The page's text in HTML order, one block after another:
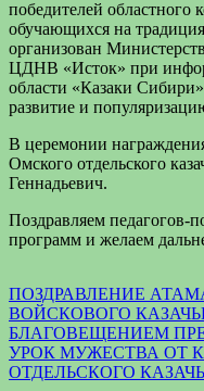
победителей областного
обучающихся на
организован
ЦДНВ «Исток» при
области «Казаки
развитие и
В церемонии
Омского отдельского
Геннадьевич.
Поздравляем педагогов-
программ и желаем
Навигация
по
записям
ПОЗДРАВЛЕНИЕ
ВОЙСКОВОГО
БЛАГОВЕЩЕНИЕМ
УРОК МУЖЕСТВА ОТ
ОТДЕЛЬСКОГО